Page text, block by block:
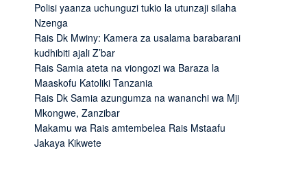
Polisi yaanza uchunguzi tukio la utunzaji silaha
Nzenga
Rais Dk Mwiny: Kamera za usalama barabarani
kudhibiti ajali Z’bar
Rais Samia ateta na viongozi wa Baraza la
Maaskofu Katoliki Tanzania
Rais Dk Samia azungumza na wananchi wa Mji
Mkongwe, Zanzibar
Makamu wa Rais amtembelea Rais Mstaafu
Jakaya Kikwete